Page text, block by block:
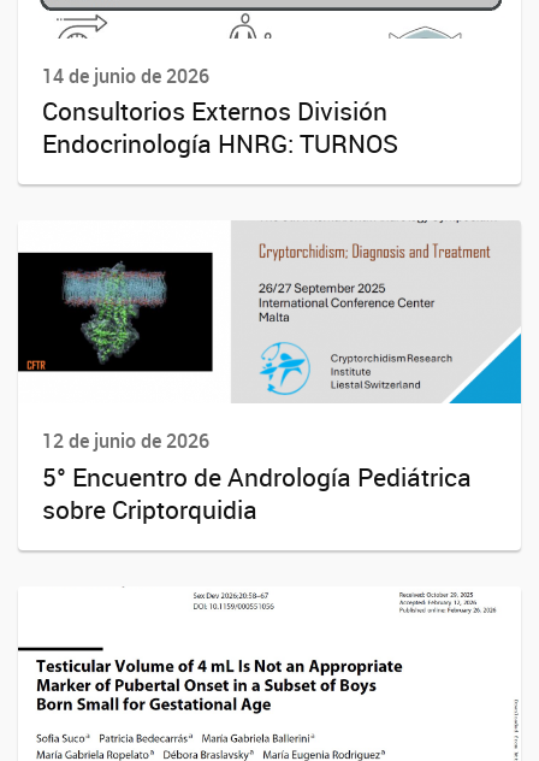
14 de junio de 2026
Consultorios Externos División
Endocrinología HNRG: TURNOS
12 de junio de 2026
5° Encuentro de Andrología Pediátrica
sobre Criptorquidia